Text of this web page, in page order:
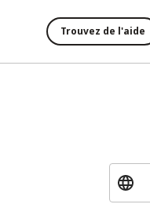
Trouvez de l'aide